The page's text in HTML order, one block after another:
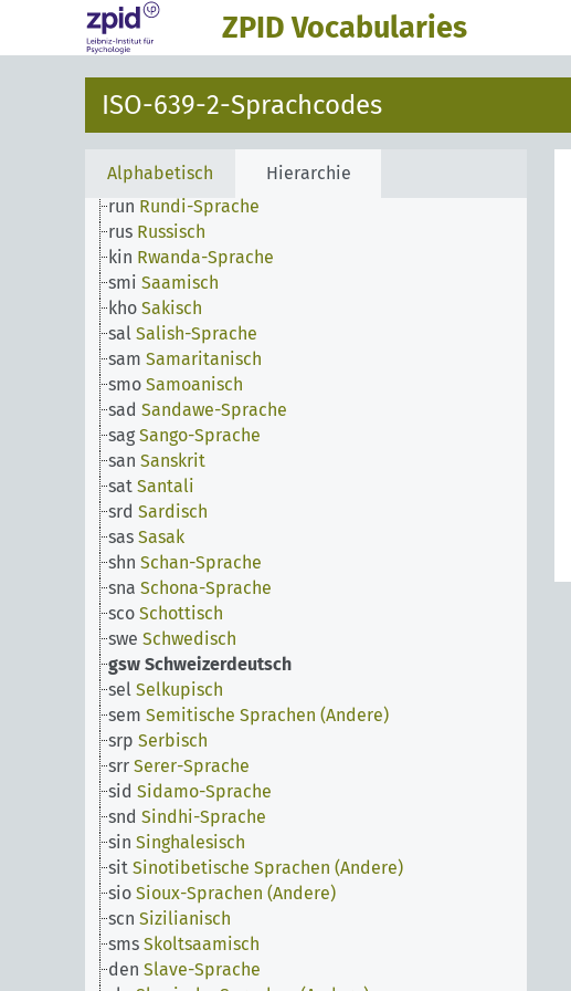
ZPID Vocabularies
ISO-639-2-Sprachcodes
Alphabetisch Hierarchie
rar Rarotonganisch
roh Rätoromanisch
qaa-qtz Reserviert für lokale Verwendung
rom Romani (Sprache)
roa Romanische Sprachen (Andere)
Rotse-Sprache
ron Rumänisch
run Rundi-Sprache
rus Russisch
kin Rwanda-Sprache
smi Saamisch
kho Sakisch
sal Salish-Sprache
sam Samaritanisch
smo Samoanisch
sad Sandawe-Sprache
sag Sango-Sprache
san Sanskrit
sat Santali
srd Sardisch
sas Sasak
shn Schan-Sprache
sna Schona-Sprache
sco Schottisch
swe Schwedisch
gsw Schweizerdeutsch
sel Selkupisch
sem Semitische Sprachen (Andere)
srp Serbisch
srr Serer-Sprache
sid Sidamo-Sprache
snd Sindhi-Sprache
sin Singhalesisch
sit Sinotibetische Sprachen (Andere)
sio Sioux-Sprachen (Andere)
scn Sizilianisch
sms Skoltsaamisch
den Slave-Sprache